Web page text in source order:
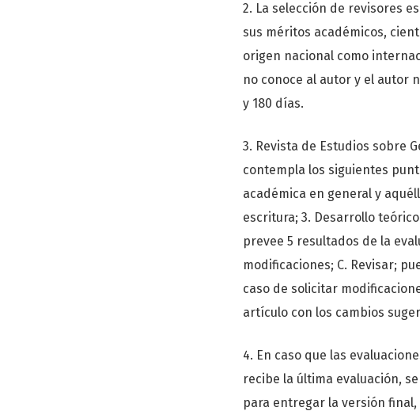
2. La selección de revisores
sus méritos académicos,
origen nacional como
no conoce al autor y el autor
y 180 días.
3. Revista de Estudios sobre
contempla los siguientes
académica en general y
escritura; 3. Desarrollo
prevee 5 resultados de la
modificaciones; C. Revisar;
caso de solicitar
artículo con los cambios
4. En caso que las
recibe la última evaluación,
para entregar la versión